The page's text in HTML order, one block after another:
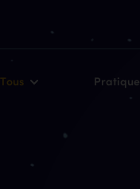
Tous Pratique